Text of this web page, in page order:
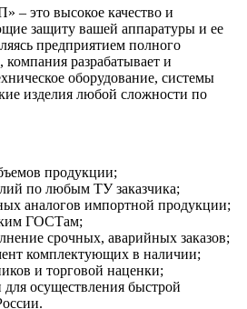
это высокое качество и
защиту вашей аппаратуры и ее
предприятием полного
компания разрабатывает и
оборудование, системы
изделия любой сложности по
продукции;
по любым ТУ заказчика;
аналогов импортной продукции;
ГОСТам;
срочных, аварийных заказов;
комплектующих в наличии;
и торговой наценки;
для осуществления быстрой